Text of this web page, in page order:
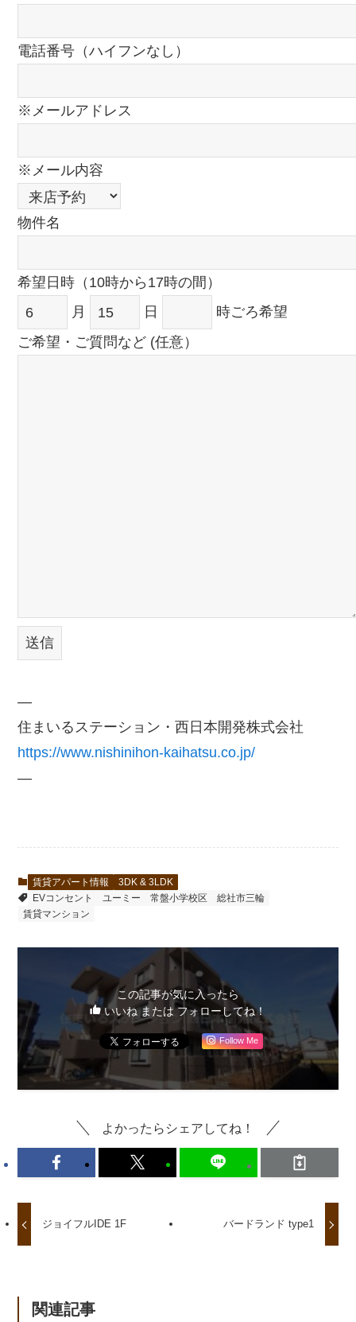
電話番号（ハイフンなし）
※メールアドレス
※メール内容
物件名
希望日時（10時から17時の間）
月
日
時ごろ希望
ご希望・ご質問など (任意）
—
住まいるステーション・西日本開発株式会社
https://www.nishinihon-kaihatsu.co.jp/
—
賃貸アパート情報
3DK & 3LDK
EVコンセント
ユーミー 常盤小学校区
総社市三輪
賃貸マンション
この記事が気に入ったら
いいね または フォローしてね！
Follow Me
よかったらシェアしてね！
ジョイフルIDE 1F バードランド type1
関連記事